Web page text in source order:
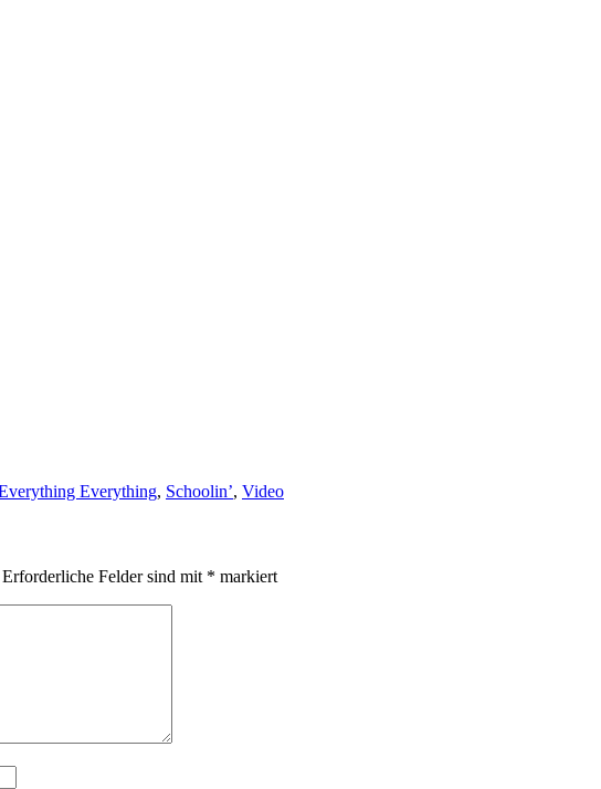
Everything, Schoolin’, Video
Erforderliche Felder sind mit * markiert